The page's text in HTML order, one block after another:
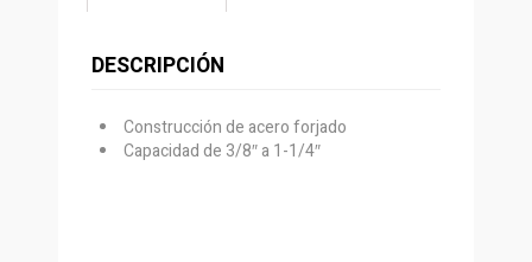
DESCRIPCIÓN
Construcción de acero forjado
Capacidad de 3/8″ a 1-1/4″